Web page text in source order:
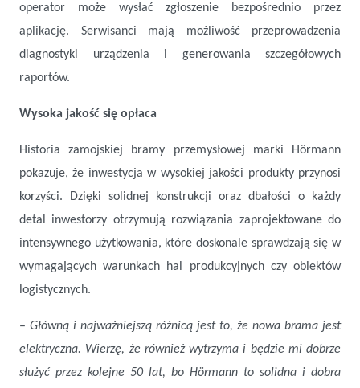
operator może wysłać zgłoszenie bezpośrednio przez
aplikację. Serwisanci mają możliwość przeprowadzenia
diagnostyki urządzenia i generowania szczegółowych
raportów.
Wysoka jakość się opłaca
Historia zamojskiej bramy przemysłowej marki Hörmann
pokazuje, że inwestycja w wysokiej jakości produkty przynosi
korzyści. Dzięki solidnej konstrukcji oraz dbałości o każdy
detal inwestorzy otrzymują rozwiązania zaprojektowane do
intensywnego użytkowania, które doskonale sprawdzają się w
wymagających warunkach hal produkcyjnych czy obiektów
logistycznych.
– Główną i najważniejszą różnicą jest to, że nowa brama jest
elektryczna. Wierzę, że również wytrzyma i będzie mi dobrze
służyć przez kolejne 50 lat, bo Hörmann to solidna i dobra